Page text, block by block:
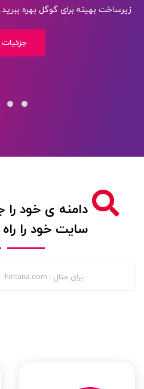
زیرساخت بهینه برای گوگل بهره ببرید.
جزئیات
دامنه ی خود
سایت خود را